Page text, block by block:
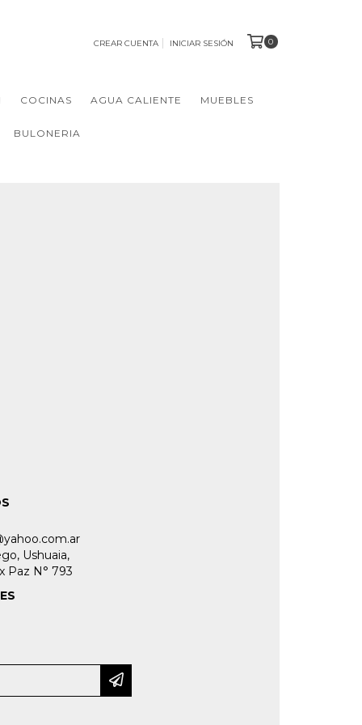
CREAR CUENTA INICIAR SESIÓN 0
COCINAS AGUA CALIENTE MUEBLES
BULONERIA
Ushuaia,
Paz N° 793